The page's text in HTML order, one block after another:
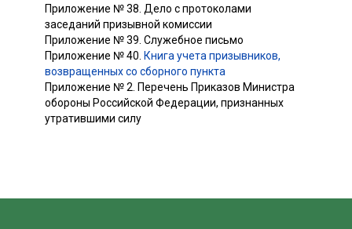
Приложение № 38. Дело с протоколами
заседаний призывной комиссии
Приложение № 39. Служебное письмо
Приложение № 40. Книга учета призывников,
возвращенных со сборного пункта
Приложение № 2. Перечень Приказов Министра
обороны Российской Федерации, признанных
утратившими силу